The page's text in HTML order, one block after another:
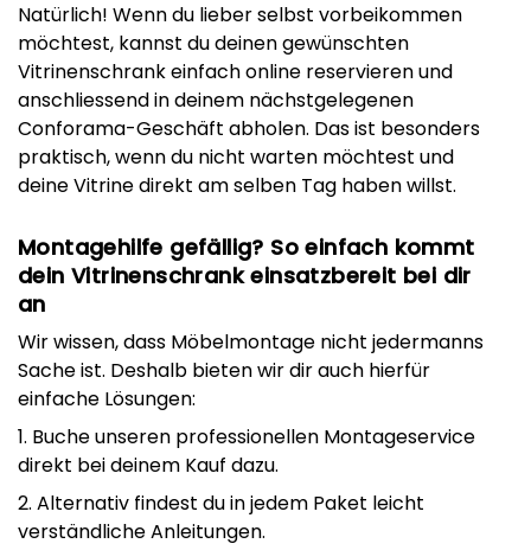
Natürlich! Wenn du lieber selbst vorbeikommen
möchtest, kannst du deinen gewünschten
Vitrinenschrank einfach online reservieren und
anschliessend in deinem nächstgelegenen
Conforama-Geschäft abholen. Das ist besonders
praktisch, wenn du nicht warten möchtest und
deine Vitrine direkt am selben Tag haben willst.
Montagehilfe gefällig? So einfach kommt
dein Vitrinenschrank einsatzbereit bei dir
an
Wir wissen, dass Möbelmontage nicht jedermanns
Sache ist. Deshalb bieten wir dir auch hierfür
einfache Lösungen:
1. Buche unseren professionellen Montageservice
direkt bei deinem Kauf dazu.
2. Alternativ findest du in jedem Paket leicht
verständliche Anleitungen.